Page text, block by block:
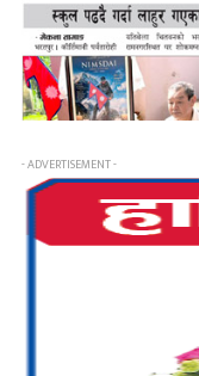
- ADVERTISEMENT -